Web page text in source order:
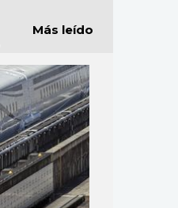
Más leído